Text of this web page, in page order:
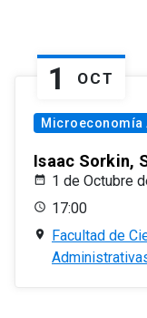
1 OCT
Microeconomía
Isaac Sorkin,
1 de Octubre
17:00
Facultad de